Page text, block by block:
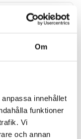
Om
innehållet
funktioner
Vi
och annan
kontakt
LÄS MER